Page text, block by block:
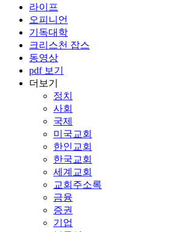
라이프
오피니언
기독대학
크리스천 잡스
동영상
pdf 보기
더보기
정치
사회
국제
미국교회
한인교회
한국교회
세계교회
교회주소록
금융
증권
기업